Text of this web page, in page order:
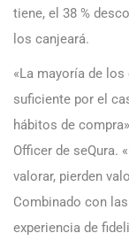
tiene, el 38 %
los canjeará.
«La mayoría de
suficiente por el
hábitos de
Officer de seQura.
valorar, pierden
Combinado con
experiencia de